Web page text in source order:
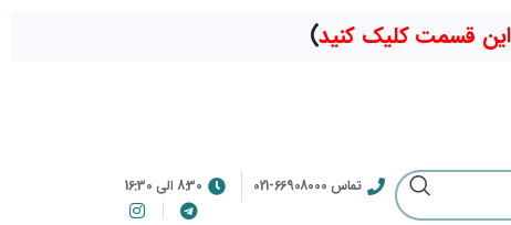
قسمت کلیک کنید)
تماس 66908000-021 8:30 الی 16:30